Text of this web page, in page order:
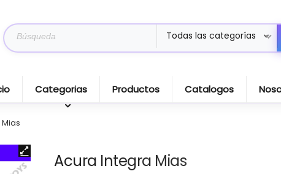
Search
for:
Todas las categorías
Categorias Productos Catalogos
Acura Integra Mias